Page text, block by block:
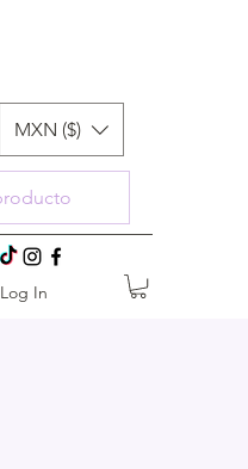
MXN ($)
Log In